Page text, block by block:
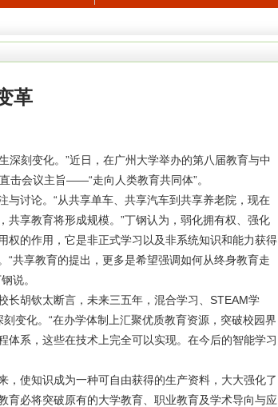
革
刻变化。”近日，在广州大学举办的第八届教育与中
击会议主旨——“走向人类教育共同体”。
讨论。“从共享单车、共享汽车到共享养老院，现在
享教育将形成规模。”丁钢认为，弱化拥有权、强化
权的作用，它是非正式学习以及非系统知识和能力获得
共享教育的提出，更多是希望强调如何从终身教育走
说。
长胡钦太断言，未来三五年，混合学习、STEAM学
变化。“在办学体制上汇聚优质教育资源，突破校园界
系，这些在技术上完全可以实现。在今后的智能学习
使知识成为一种可自由获得的生产资料，大大强化了
必将突破原有的大学教育、职业教育及学术导向与应